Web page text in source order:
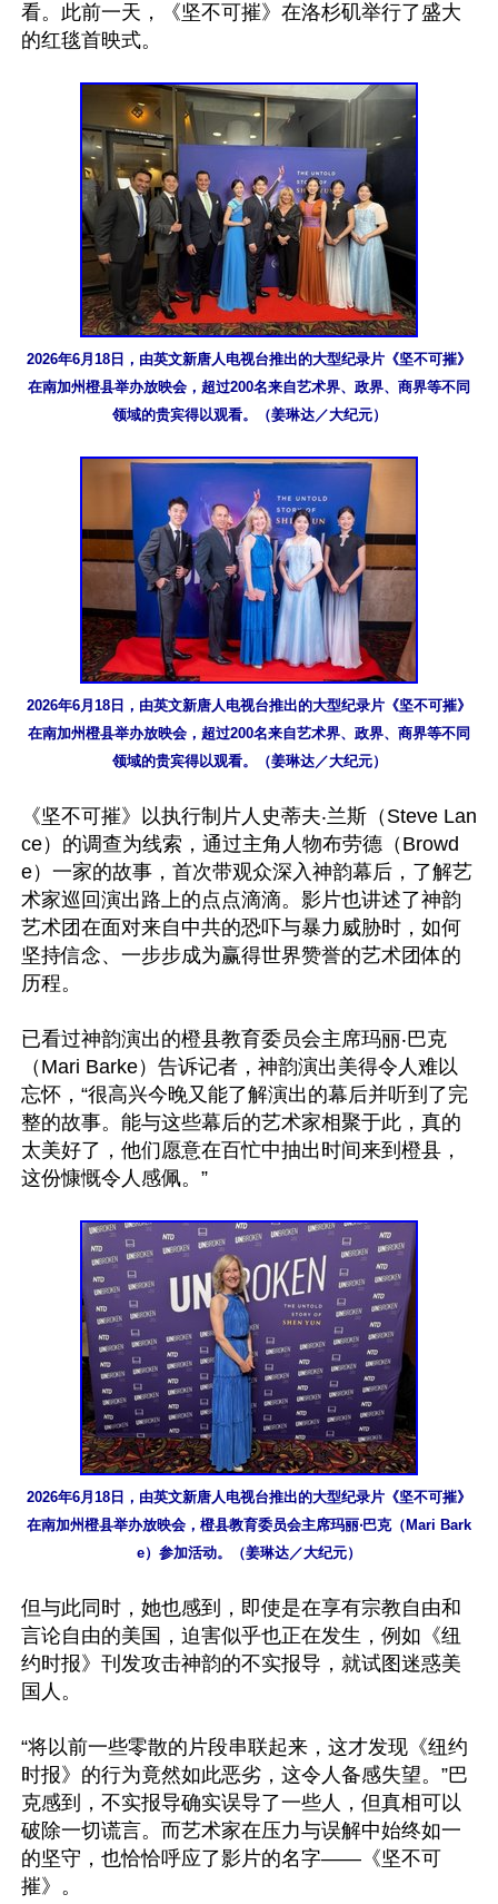
看。此前一天，《坚不可摧》在洛杉矶举行了盛大
的红毯首映式。
2026年6月18日，由英文新唐人电视台推出的大型纪录片《坚不可摧》
在南加州橙县举办放映会，超过200名来自艺术界、政界、商界等不同
领域的贵宾得以观看。（姜琳达／大纪元）
2026年6月18日，由英文新唐人电视台推出的大型纪录片《坚不可摧》
在南加州橙县举办放映会，超过200名来自艺术界、政界、商界等不同
领域的贵宾得以观看。（姜琳达／大纪元）
《坚不可摧》以执行制片人史蒂夫‧兰斯（Steve Lan
ce）的调查为线索，通过主角人物布劳德（Browd
e）一家的故事，首次带观众深入神韵幕后，了解艺
术家巡回演出路上的点点滴滴。影片也讲述了神韵
艺术团在面对来自中共的恐吓与暴力威胁时，如何
坚持信念、一步步成为赢得世界赞誉的艺术团体的
历程。
已看过神韵演出的橙县教育委员会主席玛丽‧巴克
（Mari Barke）告诉记者，神韵演出美得令人难以
忘怀，“很高兴今晚又能了解演出的幕后并听到了完
整的故事。能与这些幕后的艺术家相聚于此，真的
太美好了，他们愿意在百忙中抽出时间来到橙县，
这份慷慨令人感佩。”
2026年6月18日，由英文新唐人电视台推出的大型纪录片《坚不可摧》
在南加州橙县举办放映会，橙县教育委员会主席玛丽‧巴克（Mari Bark
e）参加活动。（姜琳达／大纪元）
但与此同时，她也感到，即使是在享有宗教自由和
言论自由的美国，迫害似乎也正在发生，例如《纽
约时报》刊发攻击神韵的不实报导，就试图迷惑美
国人。
“将以前一些零散的片段串联起来，这才发现《纽约
时报》的行为竟然如此恶劣，这令人备感失望。”巴
克感到，不实报导确实误导了一些人，但真相可以
破除一切谎言。而艺术家在压力与误解中始终如一
的坚守，也恰恰呼应了影片的名字——《坚不可
摧》。